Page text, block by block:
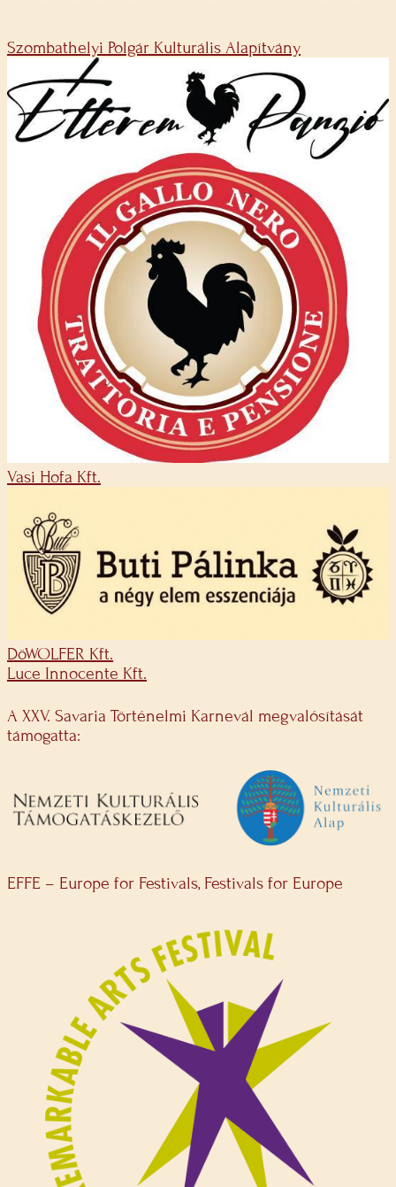
Szombathelyi Polgár Kulturális Alapítvány
Vasi Hofa Kft.
DöWOLFER Kft.
Luce Innocente Kft.
A XXV. Savaria Történelmi Karnevál megvalósítását
támogatta:
EFFE – Europe for Festivals, Festivals for Europe